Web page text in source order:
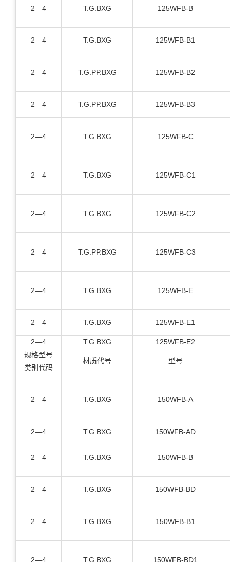
2—4 T.G.BXG 125WFB-B
2—4 T.G.BXG 125WFB-B1
2—4 T.G.PP.BXG 125WFB-B2
2—4 T.G.PP.BXG 125WFB-B3
2—4 T.G.BXG 125WFB-C
2—4 T.G.BXG 125WFB-C1
2—4 T.G.BXG 125WFB-C2
2—4 T.G.PP.BXG 125WFB-C3
2—4 T.G.BXG 125WFB-E
2—4 T.G.BXG 125WFB-E1
2—4 T.G.BXG
125WFB-E2
规格型号
材质代号
型号
类别代码
2—4 T.G.BXG 150WFB-A
2—4 T.G.BXG 150WFB-AD
2—4 T.G.BXG 150WFB-B
2—4 T.G.BXG 150WFB-BD
2—4 T.G.BXG 150WFB-B1
2—4 T.G.BXG 150WFB-BD1